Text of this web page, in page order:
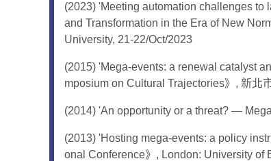
(2023) 'Meeting automation challenges to
and Transformation in the Era of New
University, 21-22/Oct/2023
(2015) 'Mega-events: a renewal catalyst
mposium on Cultural Trajectories》, 新北
(2014) 'An opportunity or a threat? —
(2013) 'Hosting mega-events: a policy
onal Conference》, London: University of